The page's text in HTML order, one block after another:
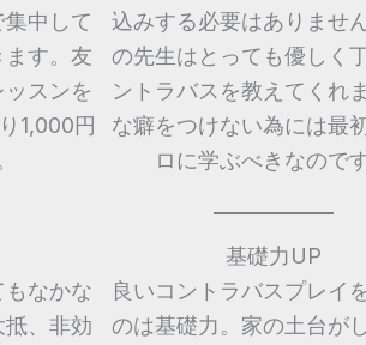
中して
す。友
スンを
1,000円
込みする必要はありませ
の先生はとっても優しく
ントラバスを教えてくれ
な癖をつけない為には最
ロに学ぶべきなのです
もなかな
、非効
基礎力UP
良いコントラバスプレイ
のは基礎力。家の土台が